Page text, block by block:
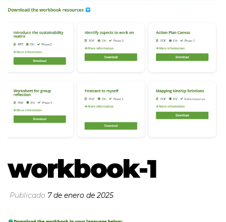
workbook-1
Publicado 7 de enero de 2025